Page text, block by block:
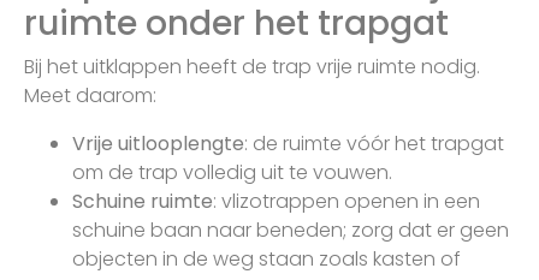
ruimte onder het trapgat
Bij het uitklappen heeft de trap vrije ruimte nodig.
Meet daarom:
Vrije uitlooplengte: de ruimte vóór het trapgat
om de trap volledig uit te vouwen.
Schuine ruimte: vlizotrappen openen in een
schuine baan naar beneden; zorg dat er geen
objecten in de weg staan zoals kasten of